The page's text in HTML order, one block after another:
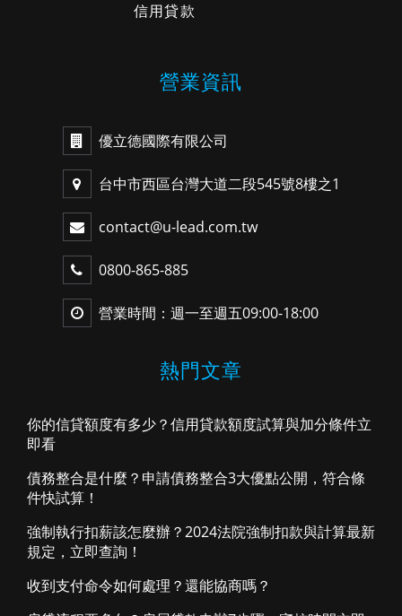
信用貸款
營業資訊
優立德國際有限公司
台中市西區台灣大道二段545號8樓之1
contact@u-lead.com.tw
0800-865-885
營業時間：週一至週五09:00-18:00
熱門文章
你的信貸額度有多少？信用貸款額度試算與加分條件立
即看
債務整合是什麼？申請債務整合3大優點公開，符合條
件快試算！
強制執行扣薪該怎麼辦？2024法院強制扣款與計算最新
規定，立即查詢！
收到支付命令如何處理？還能協商嗎？